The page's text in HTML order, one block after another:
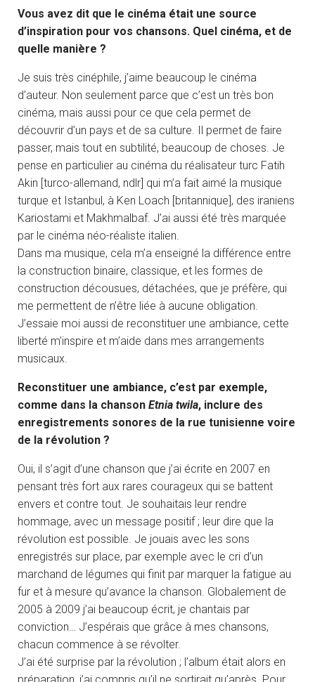
Vous avez dit que le cinéma était une source
d’inspiration pour vos chansons. Quel cinéma, et de
quelle manière ?
Je suis très cinéphile, j’aime beaucoup le cinéma
d’auteur. Non seulement parce que c’est un très bon
cinéma, mais aussi pour ce que cela permet de
découvrir d’un pays et de sa culture. Il permet de faire
passer, mais tout en subtilité, beaucoup de choses. Je
pense en particulier au cinéma du réalisateur turc Fatih
Akin [turco-allemand, ndlr] qui m’a fait aimé la musique
turque et Istanbul, à Ken Loach [britannique], des iraniens
Kariostami et Makhmalbaf. J’ai aussi été très marquée
par le cinéma néo-réaliste italien.
Dans ma musique, cela m’a enseigné la différence entre
la construction binaire, classique, et les formes de
construction décousues, détachées, que je préfère, qui
me permettent de n’être liée à aucune obligation.
J’essaie moi aussi de reconstituer une ambiance, cette
liberté m’inspire et m’aide dans mes arrangements
musicaux.
Reconstituer une ambiance, c’est par exemple,
comme dans la chanson Etnia twila, inclure des
enregistrements sonores de la rue tunisienne voire
de la révolution ?
Oui, il s’agit d’une chanson que j’ai écrite en 2007 en
pensant très fort aux rares courageux qui se battent
envers et contre tout. Je souhaitais leur rendre
hommage, avec un message positif ; leur dire que la
révolution est possible. Je jouais avec les sons
enregistrés sur place, par exemple avec le cri d’un
marchand de légumes qui finit par marquer la fatigue au
fur et à mesure qu’avance la chanson. Globalement de
2005 à 2009 j’ai beaucoup écrit, je chantais par
conviction… J’espérais que grâce à mes chansons,
chacun commence à se révolter.
J’ai été surprise par la révolution ; l’album était alors en